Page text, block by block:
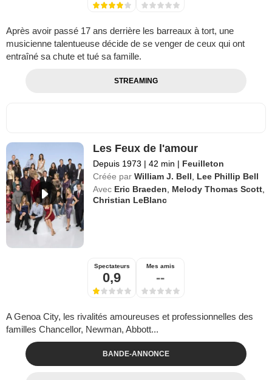
Après avoir passé 17 ans derrière les barreaux à tort, une
musicienne talentueuse décide de se venger de ceux qui ont
entraîné sa chute et tué sa famille.
STREAMING
Les Feux de l'amour
Depuis 1973 | 42 min | Feuilleton
Créée par William J. Bell
Lee Phillip Bell
Avec Eric Braeden Melody Thomas Scott
Christian LeBlanc
Spectateurs
0,9
Mes amis
--
A Genoa City, les rivalités amoureuses et professionnelles des
familles Chancellor, Newman, Abbott...
BANDE-ANNONCE